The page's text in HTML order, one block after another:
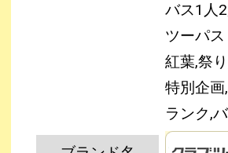
バス1人
ツーパ
紅葉,祭
特別企
ランク,